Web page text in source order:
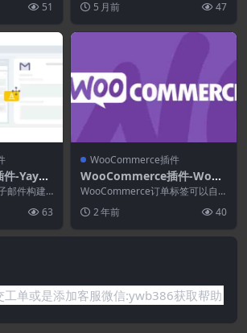
51
um 4.36.0
助您...5 月前 47
-YayM
Pro拓
邮件构建
分所暗示
63
WooCommerce插件
WooCommerce插件-WooC
ommerce Order Tags 4.1.0
WooCommerce订单标签可以自
动和/或手动分配给您的订单。 Wo
oComm...
2 年前 40
交工单或是添加客服微信:ywb386获取帮